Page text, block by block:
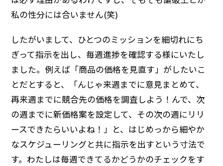
私の性分には合いません(笑)
したがいまして、ひとつのミッションを細切れにち
ぎって指示を出し、毎週進捗を確認する様にいたし
ました。例えば「商品の価格を見直す」がしたいこ
とだとすると、「んじゃ来週までに意見まとめて、
再来週までに競合先の価格を調査しよう！んで、次
の週までに新価格案を設定して、その次の週にリリ
ースできたらいいよね！」と、はじめっから細やか
なスケジューリングと共に指示を出すという寸法で
す。わたしは毎週できてるかどうかのチェックをす